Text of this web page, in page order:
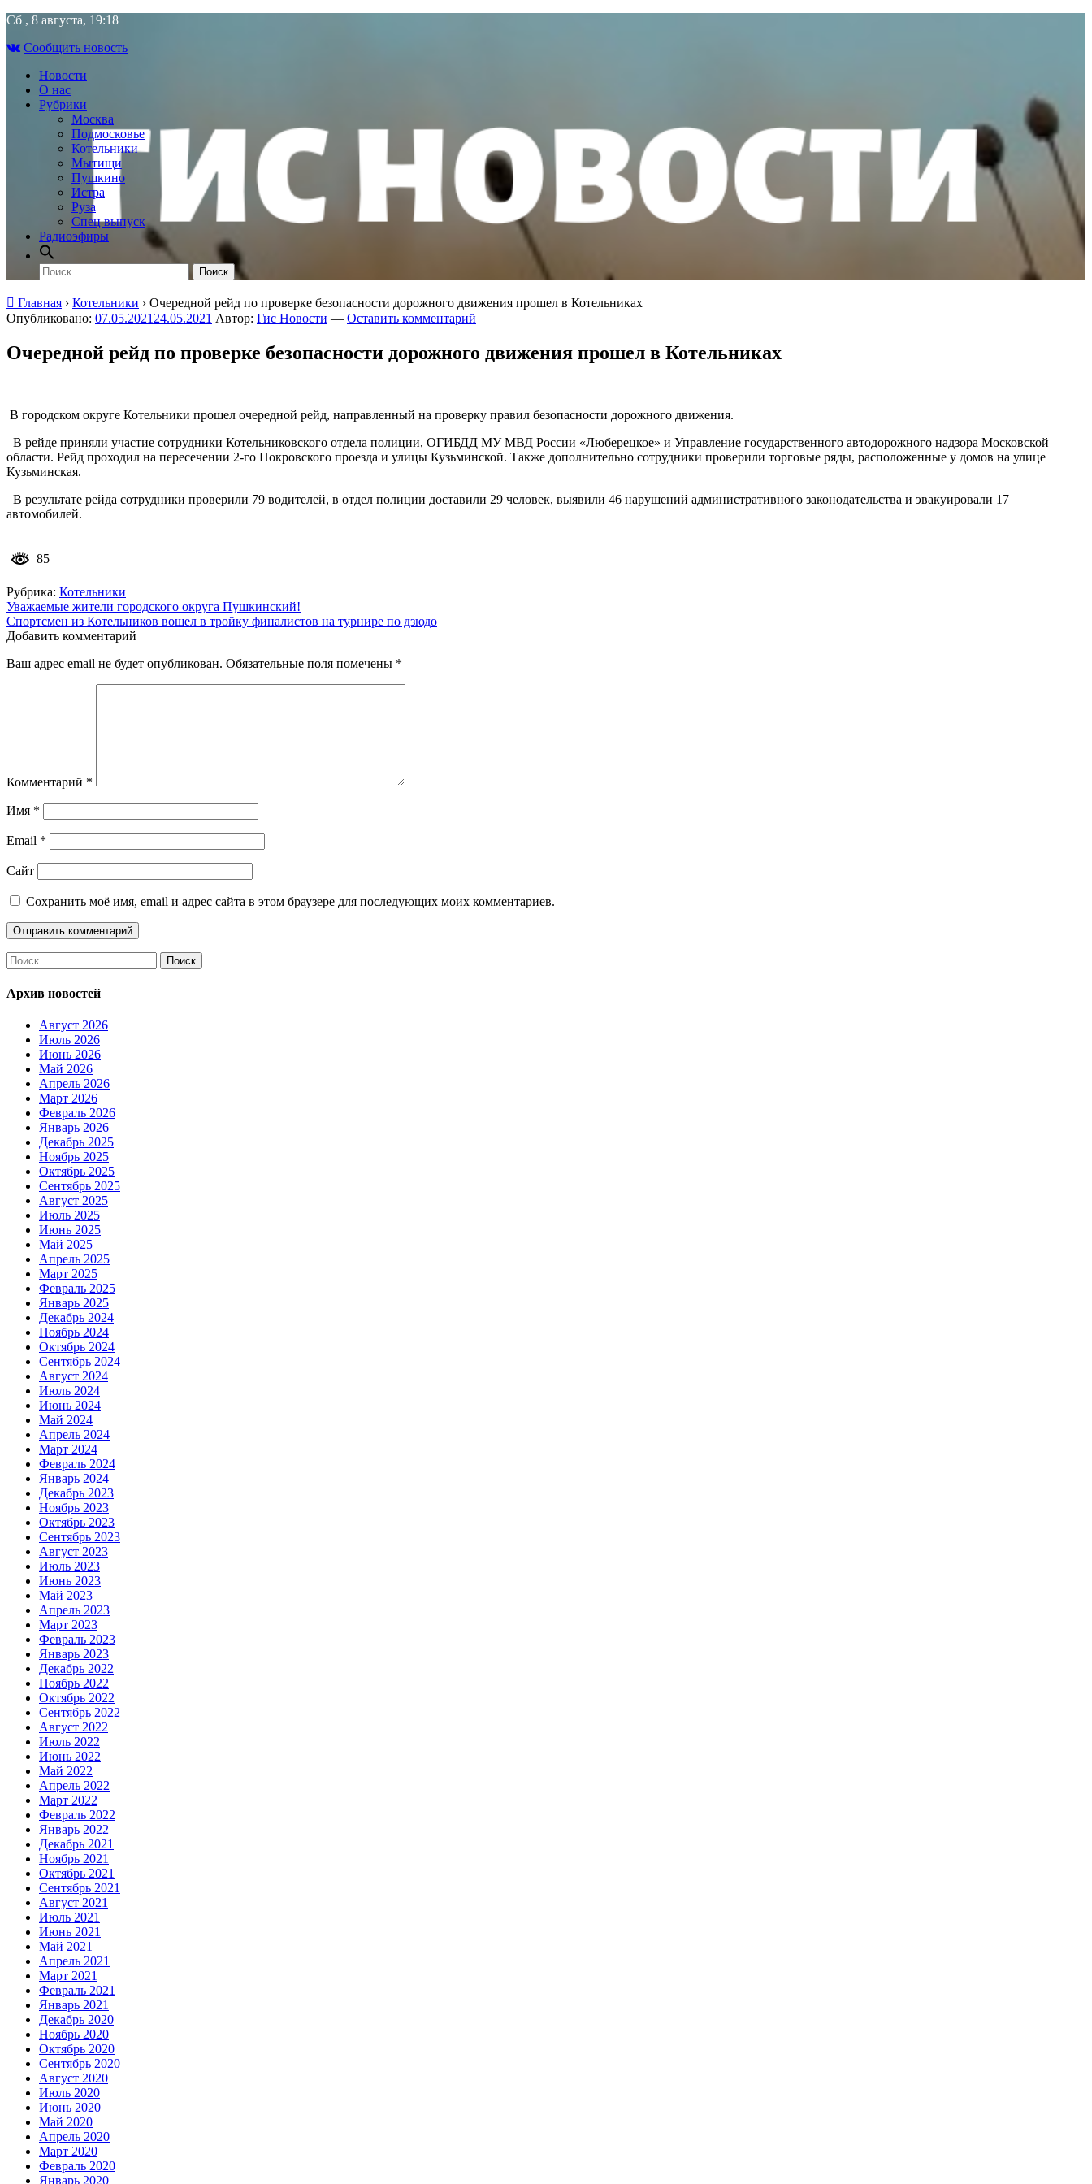
Skip
content
Сб , 8 августа, 19:18
Сообщить новость
Новости
О нас
Рубрики
Москва
Подмосковье
Котельники
Мытищи
Пушкино
Истра
Руза
Спец выпуск
Радиоэфиры
Найти:
Главная › Котельники › Очередной рейд по проверке безопасности дорожного движения прошел в Котельниках
Опубликовано: 07.05.2021 24.05.2021 Автор: Гис Новости — Оставить комментарий
Очередной рейд по проверке безопасности дорожного движения прошел в Котельниках
В городском округе Котельники прошел очередной рейд, направленный на проверку правил безопасности дорожного движения.
В рейде приняли участие сотрудники Котельниковского отдела полиции, ОГИБДД МУ МВД России «Люберецкое» и Управление государственного автодорожного надзора Московской
области. Рейд проходил на пересечении 2-го Покровского проезда и улицы Кузьминской. Также дополнительно сотрудники проверили торговые ряды, расположенные у домов на улице
Кузьминская.
В результате рейда сотрудники проверили 79 водителей, в отдел полиции доставили 29 человек, выявили 46 нарушений административного законодательства и эвакуировали 17
автомобилей.
85
Рубрика: Котельники
Навигация
по
Уважаемые жители городского округа Пушкинский!
Спортсмен из Котельников вошел в тройку финалистов на турнире по дзюдо
Добавить комментарий
Ваш адрес email не будет опубликован. Обязательные поля помечены *
Комментарий *
Имя *
Email *
Сайт
Сохранить моё имя, email и адрес сайта в этом браузере для последующих моих комментариев.
Найти:
Архив новостей
Август 2026
Июль 2026
Июнь 2026
Май 2026
Апрель 2026
Март 2026
Февраль 2026
Январь 2026
Декабрь 2025
Ноябрь 2025
Октябрь 2025
Сентябрь 2025
Август 2025
Июль 2025
Июнь 2025
Май 2025
Апрель 2025
Март 2025
Февраль 2025
Январь 2025
Декабрь 2024
Ноябрь 2024
Октябрь 2024
Сентябрь 2024
Август 2024
Июль 2024
Июнь 2024
Май 2024
Апрель 2024
Март 2024
Февраль 2024
Январь 2024
Декабрь 2023
Ноябрь 2023
Октябрь 2023
Сентябрь 2023
Август 2023
Июль 2023
Июнь 2023
Май 2023
Апрель 2023
Март 2023
Февраль 2023
Январь 2023
Декабрь 2022
Ноябрь 2022
Октябрь 2022
Сентябрь 2022
Август 2022
Июль 2022
Июнь 2022
Май 2022
Апрель 2022
Март 2022
Февраль 2022
Январь 2022
Декабрь 2021
Ноябрь 2021
Октябрь 2021
Сентябрь 2021
Август 2021
Июль 2021
Июнь 2021
Май 2021
Апрель 2021
Март 2021
Февраль 2021
Январь 2021
Декабрь 2020
Ноябрь 2020
Октябрь 2020
Сентябрь 2020
Август 2020
Июль 2020
Июнь 2020
Май 2020
Апрель 2020
Март 2020
Февраль 2020
Январь 2020